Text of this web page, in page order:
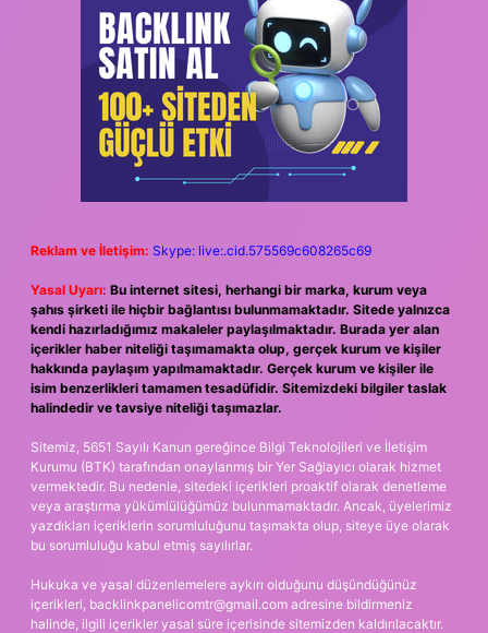
Reklam ve İletişim: Skype: live:.cid.575569c608265c69
Yasal Uyarı: Bu internet sitesi, herhangi bir marka, kurum veya
şahıs şirketi ile hiçbir bağlantısı bulunmamaktadır. Sitede yalnızca
kendi hazırladığımız makaleler paylaşılmaktadır. Burada yer alan
içerikler haber niteliği taşımamakta olup, gerçek kurum ve kişiler
hakkında paylaşım yapılmamaktadır. Gerçek kurum ve kişiler ile
isim benzerlikleri tamamen tesadüfidir. Sitemizdeki bilgiler taslak
halindedir ve tavsiye niteliği taşımazlar.
Sitemiz, 5651 Sayılı Kanun gereğince Bilgi Teknolojileri ve İletişim
Kurumu (BTK) tarafından onaylanmış bir Yer Sağlayıcı olarak hizmet
vermektedir. Bu nedenle, sitedeki içerikleri proaktif olarak denetleme
veya araştırma yükümlülüğümüz bulunmamaktadır. Ancak, üyelerimiz
yazdıkları içeriklerin sorumluluğunu taşımakta olup, siteye üye olarak
bu sorumluluğu kabul etmiş sayılırlar.
Hukuka ve yasal düzenlemelere aykırı olduğunu düşündüğünüz
içerikleri, backlinkpanelicomtr@gmail.com adresine bildirmeniz
halinde, ilgili içerikler yasal süre içerisinde sitemizden kaldırılacaktır.